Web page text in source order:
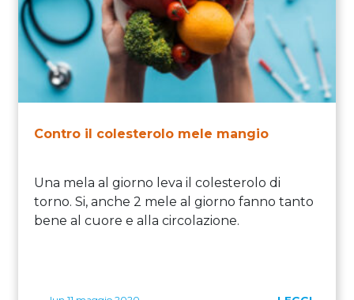
Contro il colesterolo mele mangio
Una mela al giorno leva il colesterolo di
torno. Si, anche 2 mele al giorno fanno tanto
bene al cuore e alla circolazione.